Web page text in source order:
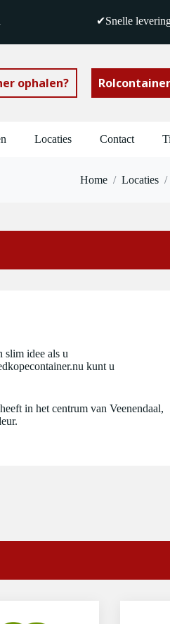
✔Snelle
ophalen?
Locaties Contact
Home / Locaties /
slim idee als u
kunt u
in het centrum van Veenendaal,